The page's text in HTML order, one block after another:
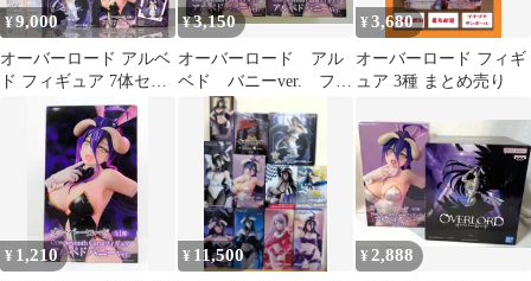
¥9,000
オーバーロード アルベ
ド フィギュア 7体セッ
¥3,150
オーバーロード アル
ベド バニーver. フィ
ギュア 2点セット
¥3,680
オーバーロード フィギ
ュア 3種 まとめ売り
¥ 1,210 ¥ 11,500 ¥ 2,888